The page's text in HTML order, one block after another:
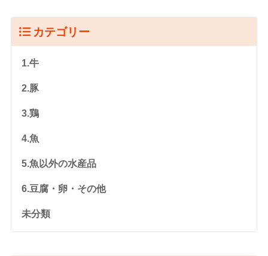
カテゴリー
1.牛
2.豚
3.鶏
4.魚
5.魚以外の水産品
6.豆腐・卵・その他
未分類